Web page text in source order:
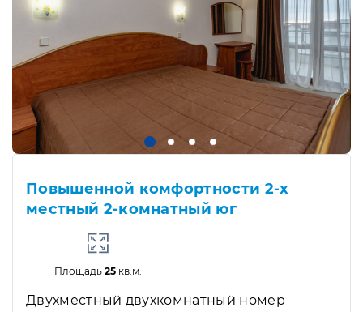
Повышенной комфортности 2-х
местный 2-комнатный юг
Площадь 25кв.м.
Двухместный двухкомнатный номер